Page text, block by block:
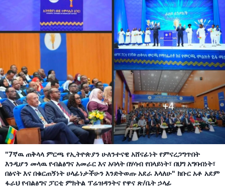
"7ኛዉ ጠቅላላ ምርጫ የኢትዮጵያን ሁለንተናዊ አሸናፊነት የምናረጋግጥበት
እንዲሆን መላዉ የብልፅግና አመራር እና አባላት በሃሳብ የበላይነት፣ በህግ አግባብነት፣
በፅናት እና በቁርጠኝነት ሀላፊነታችሁን እንድትወጡ አደራ እላለሁ" ክቡር አቶ አደም
ፋራህ የብልፅግና ፓርቲ ምክትል ፕሬዝዳንትና የዋና ጽ/ቤት ኃላፊ